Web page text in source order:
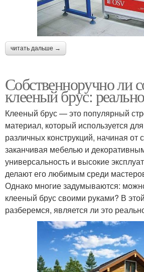
читать дальше →
Собственноручно ли
клееный брус:
Клееный брус — это популярный
материал, который используется
различных конструкций, начиная от
заканчивая мебелью и
универсальность и высокие
делают его любимым среди
Однако многие задумываются:
клееный брус своими руками? В
разберемся, является ли это